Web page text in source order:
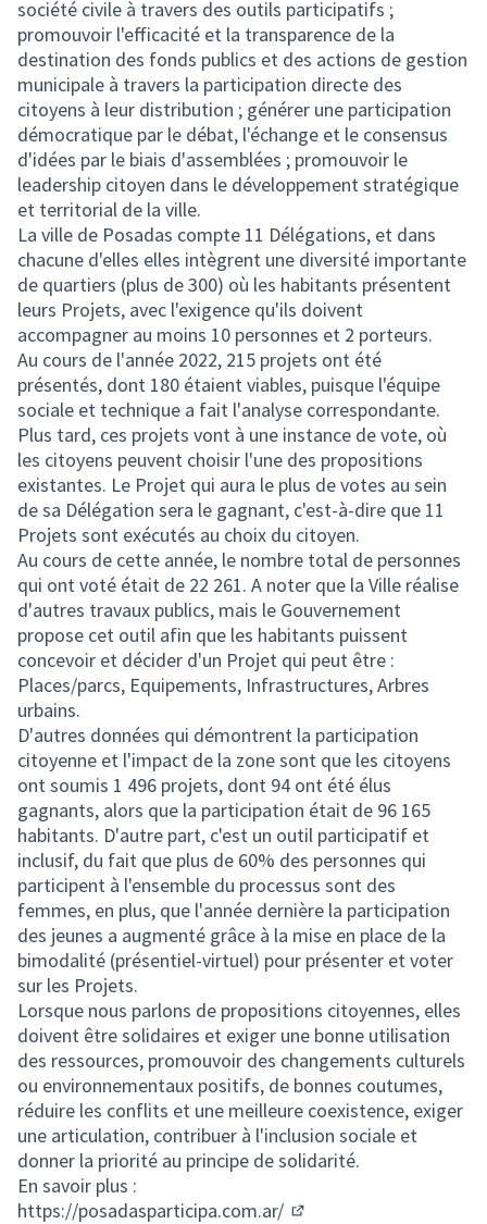
société civile à travers des outils participatifs ;
promouvoir l'efficacité et la transparence de la
destination des fonds publics et des actions de gestion
municipale à travers la participation directe des
citoyens à leur distribution ; générer une participation
démocratique par le débat, l'échange et le consensus
d'idées par le biais d'assemblées ; promouvoir le
leadership citoyen dans le développement stratégique
et territorial de la ville.
La ville de Posadas compte 11 Délégations, et dans
chacune d'elles elles intègrent une diversité importante
de quartiers (plus de 300) où les habitants présentent
leurs Projets, avec l'exigence qu'ils doivent
accompagner au moins 10 personnes et 2 porteurs.
Au cours de l'année 2022, 215 projets ont été
présentés, dont 180 étaient viables, puisque l'équipe
sociale et technique a fait l'analyse correspondante.
Plus tard, ces projets vont à une instance de vote, où
les citoyens peuvent choisir l'une des propositions
existantes. Le Projet qui aura le plus de votes au sein
de sa Délégation sera le gagnant, c'est-à-dire que 11
Projets sont exécutés au choix du citoyen.
Au cours de cette année, le nombre total de personnes
qui ont voté était de 22 261. A noter que la Ville réalise
d'autres travaux publics, mais le Gouvernement
propose cet outil afin que les habitants puissent
concevoir et décider d'un Projet qui peut être :
Places/parcs, Equipements, Infrastructures, Arbres
urbains.
D'autres données qui démontrent la participation
citoyenne et l'impact de la zone sont que les citoyens
ont soumis 1 496 projets, dont 94 ont été élus
gagnants, alors que la participation était de 96 165
habitants. D'autre part, c'est un outil participatif et
inclusif, du fait que plus de 60% des personnes qui
participent à l'ensemble du processus sont des
femmes, en plus, que l'année dernière la participation
des jeunes a augmenté grâce à la mise en place de la
bimodalité (présentiel-virtuel) pour présenter et voter
sur les Projets.
Lorsque nous parlons de propositions citoyennes, elles
doivent être solidaires et exiger une bonne utilisation
des ressources, promouvoir des changements culturels
ou environnementaux positifs, de bonnes coutumes,
réduire les conflits et une meilleure coexistence, exiger
une articulation, contribuer à l'inclusion sociale et
donner la priorité au principe de solidarité.
En savoir plus :
https://posadasparticipa.com.ar/